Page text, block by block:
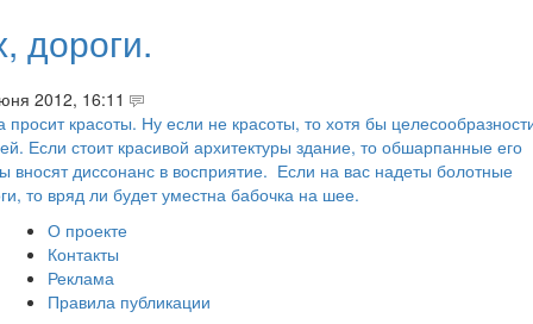
дороги.
2012, 16:11
просит красоты. Ну если не красоты, то хотя бы
Если стоит красивой архитектуры здание, то обшарпанные его
вносят диссонанс в восприятие. Если на вас надеты болотные
то вряд ли будет уместна бабочка на шее.
О проекте
Контакты
Реклама
Правила публикации